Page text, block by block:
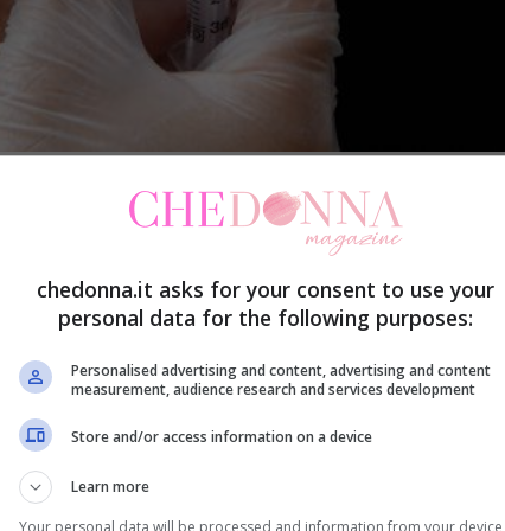
in Toscana , che negli ultimi tre anni vanta il
numero dei casi di meningite. Dal mese di
17 casi e ben quattro decessi. Ecco
cosa sia la meningite, le sue varie forme, i
spesso interessa i più piccoli. Può essere
chedonna.it asks for your consent to use your
personal data for the following purposes:
Personalised advertising and content, advertising and content
measurement, audience research and services development
Store and/or access information on a device
Learn more
Your personal data will be processed and information from your device